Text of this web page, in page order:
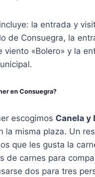
la entrada y
de Consuegra, la
viento «Bolero» y la
en Consuegra?
escogimos Canela y
la misma plaza. Un
que les gusta la
de carnes para
dos para tres